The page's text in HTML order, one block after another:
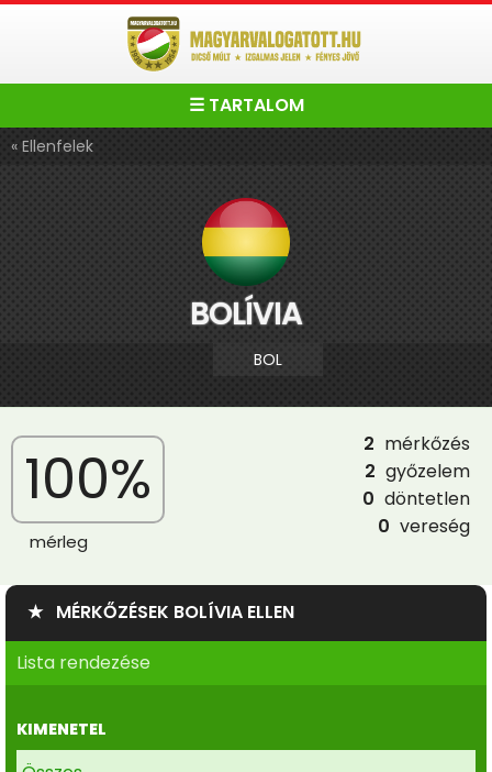
☰ TARTALOM
« Ellenfelek
BOLÍVIA
BOL
100%
mérleg
2 mérkőzés
2 győzelem
0 döntetlen
0 vereség
★ MÉRKŐZÉSEK BOLÍVIA ELLEN
Lista rendezése
KIMENETEL